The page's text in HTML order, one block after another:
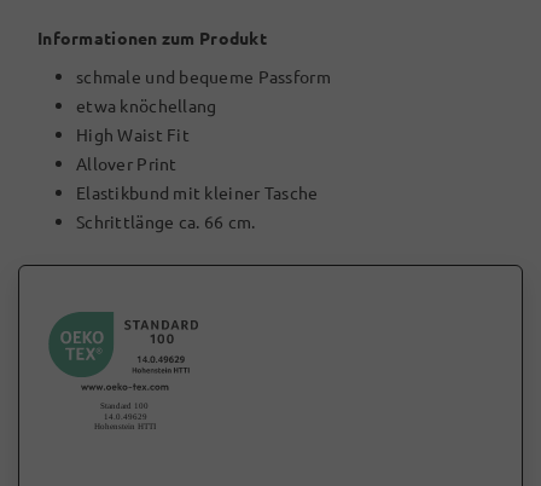
Informationen zum Produkt
schmale und bequeme Passform
etwa knöchellang
High Waist Fit
Allover Print
Elastikbund mit kleiner Tasche
Schrittlänge ca. 66 cm.